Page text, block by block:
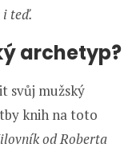
teď.
archetyp?
svůj mužský
knih na toto
od Roberta